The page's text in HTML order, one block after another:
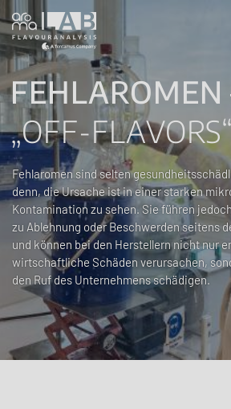
FEHLAROMEN
„OFF-
Fehlaromen sind selten
denn, die Ursache ist in einer starken
Kontamination zu sehen. Sie führen
zu Ablehnung oder Beschwerden seitens
und können bei den Herstellern nicht nur
wirtschaftliche Schäden verursachen,
den Ruf des Unternehmens schädigen.